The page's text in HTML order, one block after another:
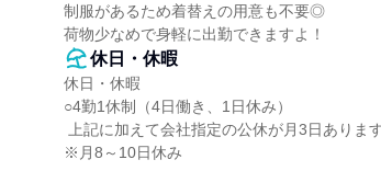
制服があるため着替えの用意も不要◎
荷物少なめで身軽に出勤できますよ！
休日・休暇
休日・休暇
○4勤1休制（4日働き、1日休み）
※月8～10日休み